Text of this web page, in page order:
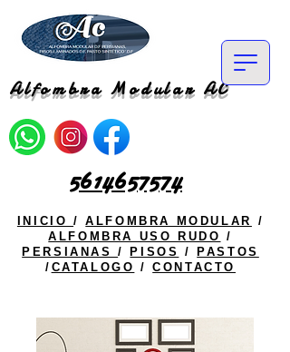
Alfombra Modular AC
5614657574
INICIO/ALFOMBRA MODULAR
/
ALFOMBRA USO RUDO /
PERSIANAS/ PISOS /
PASTOS
/ CATALOGO /CONTACTO